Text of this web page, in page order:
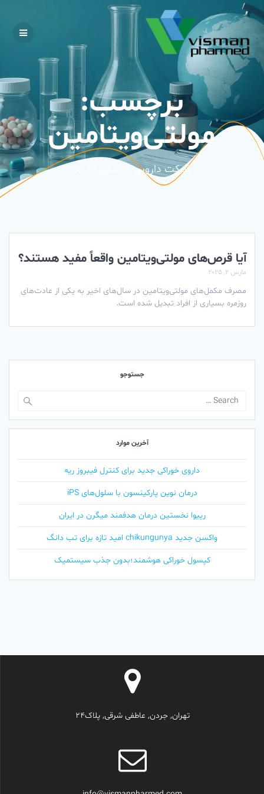
Skip
to
برچسب:
مولتی‌ویتامین
شرکت دارویی ویسمن فارمد
آیا قرص‌های مولتی‌ویتامین واقعاً مفید هستند؟
مارس 2, 2025
مصرف مکمل‌های مولتی‌ویتامین در سال‌های اخیر به یکی از عادت‌های
روزمره بسیاری از افراد تبدیل شده است.
جستوجو
آخرین موارد
داروی خوراکی جدید برای کنترل فیبروز ریه
درمان نوین پارکینسون با سلول‌های iPS
رپیوا نخستین درمان هدفمند میگرن در ایران
واکسن جدید chikungunya امید تازه برای تب دانگ
کپسول خوراکی هوشمند؛بدون جذب سیستمیک
تهران, جردن, عاطفی شرقی, پلاک24